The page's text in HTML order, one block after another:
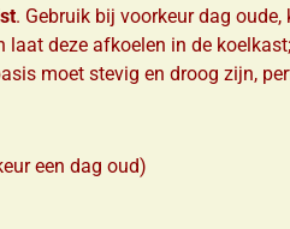
. Gebruik bij voorkeur dag
deze afkoelen in de
moet stevig en droog zijn,
een dag oud)